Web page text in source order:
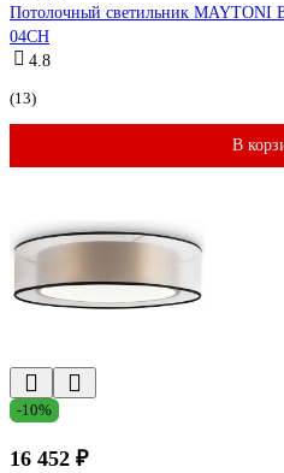
Потолочный светильник MAYTONI
04CH
4.8
(13)
В
-10%
16 452 ₽